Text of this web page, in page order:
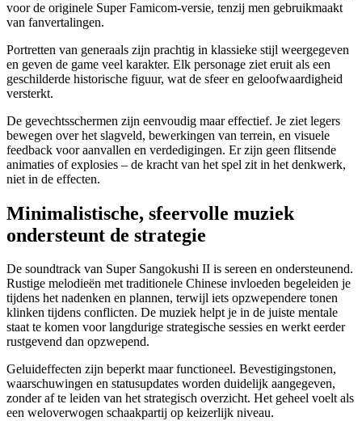
voor de originele Super Famicom-versie, tenzij men gebruikmaakt
van fanvertalingen.
Portretten van generaals zijn prachtig in klassieke stijl weergegeven
en geven de game veel karakter. Elk personage ziet eruit als een
geschilderde historische figuur, wat de sfeer en geloofwaardigheid
versterkt.
De gevechtsschermen zijn eenvoudig maar effectief. Je ziet legers
bewegen over het slagveld, bewerkingen van terrein, en visuele
feedback voor aanvallen en verdedigingen. Er zijn geen flitsende
animaties of explosies – de kracht van het spel zit in het denkwerk,
niet in de effecten.
Minimalistische, sfeervolle muziek
ondersteunt de strategie
De soundtrack van Super Sangokushi II is sereen en ondersteunend.
Rustige melodieën met traditionele Chinese invloeden begeleiden je
tijdens het nadenken en plannen, terwijl iets opzwependere tonen
klinken tijdens conflicten. De muziek helpt je in de juiste mentale
staat te komen voor langdurige strategische sessies en werkt eerder
rustgevend dan opzwepend.
Geluideffecten zijn beperkt maar functioneel. Bevestigingstonen,
waarschuwingen en statusupdates worden duidelijk aangegeven,
zonder af te leiden van het strategisch overzicht. Het geheel voelt als
een weloverwogen schaakpartij op keizerlijk niveau.